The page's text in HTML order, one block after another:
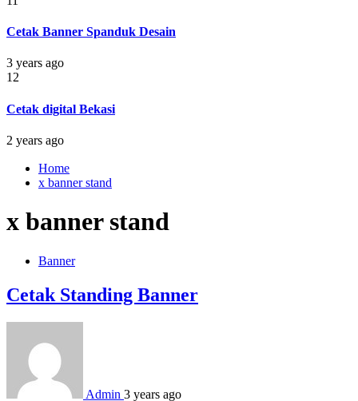
Cetak Banner Spanduk Desain
3 years ago
12
Cetak digital Bekasi
2 years ago
Home
x banner stand
x banner stand
Banner
Cetak Standing Banner
Admin 3 years ago